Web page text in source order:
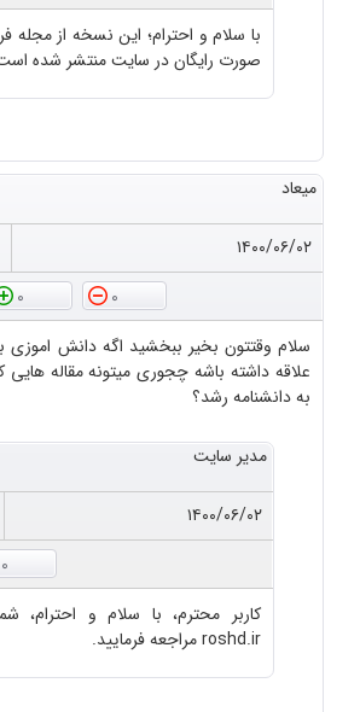
با سلام و احترام؛ این نسخه از
صورت رایگان در سایت منتشر شده
میعاد
۱۴۰۰/۰۶/۰۲
0
0
سلام وقتتون بخیر ببخشید اگه دانش
علاقه داشته باشه چجوری میتونه مقاله هایی
به دانشنامه رشد؟
مدیر سایت
۱۴۰۰/۰۶/۰۲
0
کاربر محترم، با سلام و احترام،
roshd.ir مراجعه فرمایید.